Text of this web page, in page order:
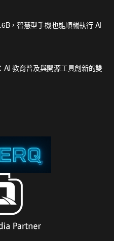
，智慧型手機也能順暢執行 AI
AI 教育普及與開源工具創新的雙